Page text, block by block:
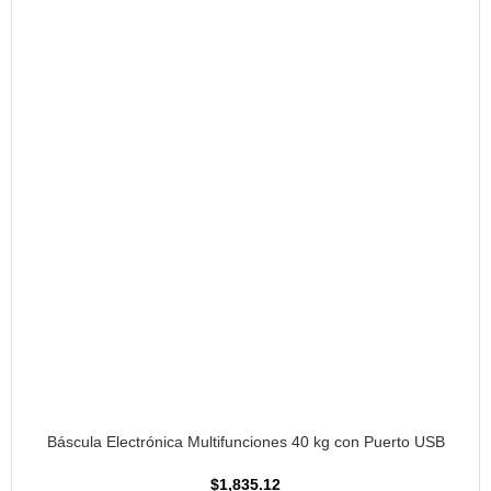
Báscula Electrónica Multifunciones 40 kg con Puerto USB
$1,835.12